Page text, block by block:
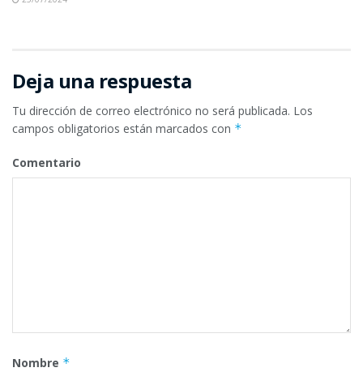
Deja una respuesta
Tu dirección de correo electrónico no será publicada. Los
campos obligatorios están marcados con *
Comentario
Nombre *